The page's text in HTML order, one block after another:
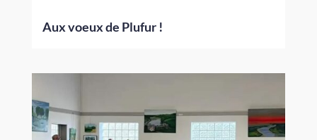
Aux voeux de Plufur !